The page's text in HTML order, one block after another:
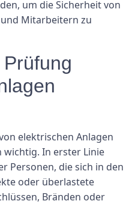
um die Sicherheit von
Mitarbeitern zu
elektrischen Anlagen
wichtig. In erster Linie
Personen, die sich in den
oder überlastete
Bränden oder